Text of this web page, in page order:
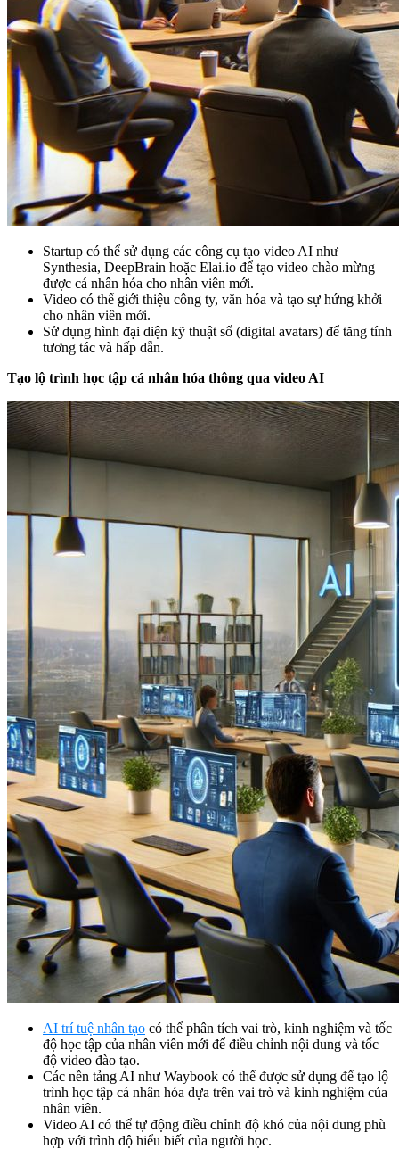
Startup có thể sử dụng các công cụ tạo video AI như
Synthesia, DeepBrain hoặc Elai.io để tạo video chào mừng
được cá nhân hóa cho nhân viên mới.
Video có thể giới thiệu công ty, văn hóa và tạo sự hứng khởi
cho nhân viên mới.
Sử dụng hình đại diện kỹ thuật số (digital avatars) để tăng tính
tương tác và hấp dẫn.
Tạo lộ trình học tập cá nhân hóa thông qua video AI
AI trí tuệ nhân tạo có thể phân tích vai trò, kinh nghiệm và tốc
độ học tập của nhân viên mới để điều chỉnh nội dung và tốc
độ video đào tạo.
Các nền tảng AI như Waybook có thể được sử dụng để tạo lộ
trình học tập cá nhân hóa dựa trên vai trò và kinh nghiệm của
nhân viên.
Video AI có thể tự động điều chỉnh độ khó của nội dung phù
hợp với trình độ hiểu biết của người học.